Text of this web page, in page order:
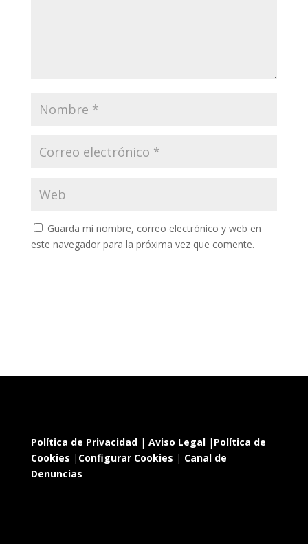
Guarda mi nombre, correo electrónico y web en
este navegador para la próxima vez que comente.
Política de Privacidad| Aviso Legal| Política de
Cookies | Configurar Cookies | Canal de
Denuncias